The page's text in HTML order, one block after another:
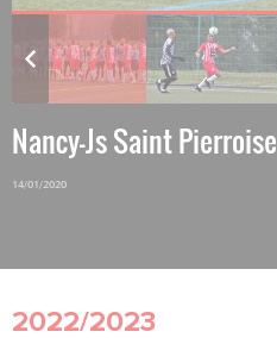
Nancy-Js Saint Pierroise
14/01/2020
2022/2023